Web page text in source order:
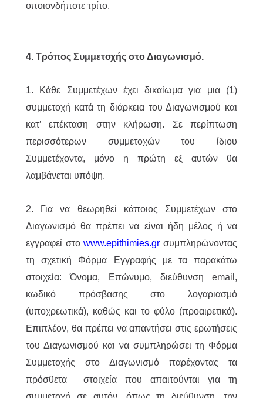
οποιονδήποτε τρίτο.
4. Τρόπος Συμμετοχής στο Διαγωνισμό.
1. Κάθε Συμμετέχων έχει δικαίωμα για μια (1)
συμμετοχή κατά τη διάρκεια του Διαγωνισμού και
κατ’ επέκταση στην κλήρωση. Σε περίπτωση
περισσότερων συμμετοχών του ίδιου
Συμμετέχοντα, μόνο η πρώτη εξ αυτών θα
λαμβάνεται υπόψη.
2. Για να θεωρηθεί κάποιος Συμμετέχων στο
Διαγωνισμό θα πρέπει να είναι ήδη μέλος ή να
εγγραφεί στοwww.epithimies.gr συμπληρώνοντας
τη σχετική Φόρμα Εγγραφής με τα παρακάτω
στοιχεία: Όνομα, Επώνυμο, διεύθυνση email,
κωδικό πρόσβασης στο λογαριασμό
(υποχρεωτικά), καθώς και το φύλο (προαιρετικά).
Επιπλέον, θα πρέπει να απαντήσει στις ερωτήσεις
του Διαγωνισμού και να συμπληρώσει τη Φόρμα
Συμμετοχής στο Διαγωνισμό παρέχοντας τα
πρόσθετα στοιχεία που απαιτούνται για τη